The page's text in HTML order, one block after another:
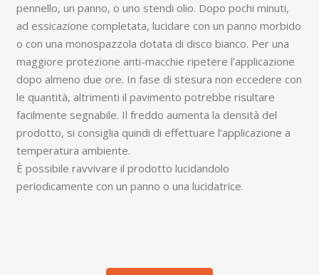
pennello, un panno, o uno stendi olio. Dopo pochi minuti,
ad essicazione completata, lucidare con un panno morbido
o con una monospazzola dotata di disco bianco. Per una
maggiore protezione anti-macchie ripetere l’applicazione
dopo almeno due ore. In fase di stesura non eccedere con
le quantità, altrimenti il pavimento potrebbe risultare
facilmente segnabile. Il freddo aumenta la densità del
prodotto, si consiglia quindi di effettuare l’applicazione a
temperatura ambiente.
È possibile ravvivare il prodotto lucidandolo
periodicamente con un panno o una lucidatrice.